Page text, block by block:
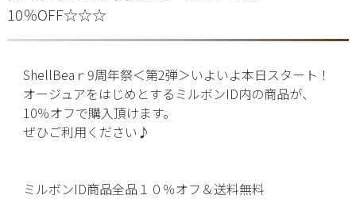
10％OFF☆☆☆
ShellBeaｒ9周年祭＜第2弾＞いよいよ本日スタート！
オージュアをはじめとするミルボンID内の商品が、
10％オフで購入頂けます。
ぜひご利用ください♪
ミルボンID商品全品１０％オフ＆送料無料